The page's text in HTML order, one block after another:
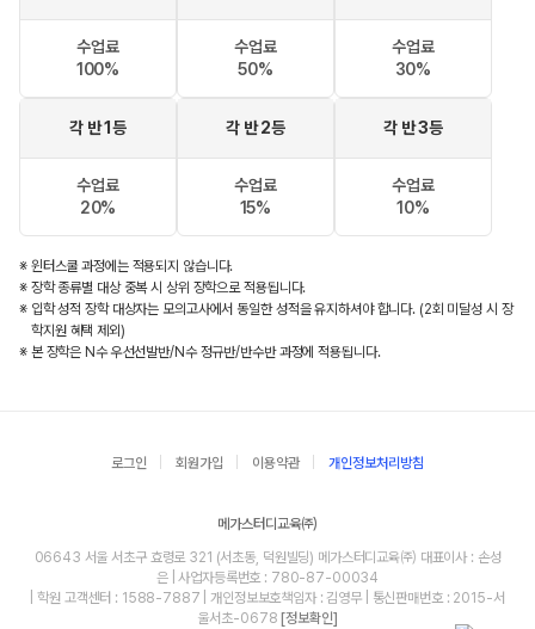
수업료
100%
수업료
50%
수업료
30%
각 반 1등
수업료
20%
각 반 2등
수업료
15%
각 반 3등
수업료
10%
※ 윈터스쿨 과정에는 적용되지 않습니다.
※ 장학 종류별 대상 중복 시 상위 장학으로 적용됩니다.
※ 입학 성적 장학 대상자는 모의고사에서 동일한 성적을 유지하셔야 합니다. (2회 미달성 시 장
학지원 혜택 제외)
※ 본 장학은 N수 우선선발반/N수 정규반/반수반 과정에 적용됩니다.
로그인 회원가입 이용약관 개인정보처리방침
메가스터디교육㈜
06643 서울 서초구 효령로 321 (서초동, 덕원빌딩) 메가스터디교육㈜ 대표이사 : 손성
은 | 사업자등록번호 : 780-87-00034
| 학원 고객센터 : 1588-7887 | 개인정보보호책임자 : 김영무 | 통신판매번호 : 2015-서
울서초-0678 [정보확인]